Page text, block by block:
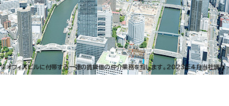
※オフィスビルに付帯する一連の賃貸借の仲介業務を指します。2023年4月当社調べ